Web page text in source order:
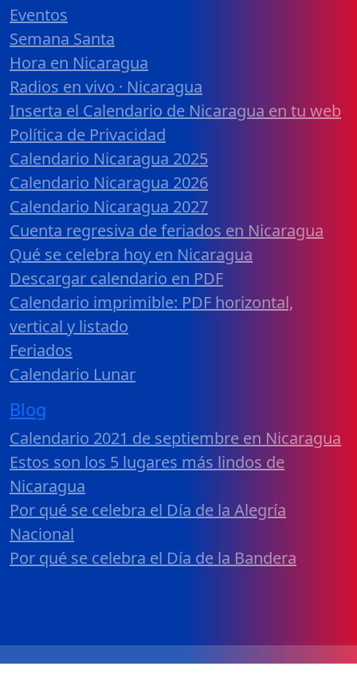
Eventos
Semana Santa
Hora en Nicaragua
Radios en vivo · Nicaragua
Inserta el Calendario de Nicaragua en tu web
Política de Privacidad
Calendario Nicaragua 2025
Calendario Nicaragua 2026
Calendario Nicaragua 2027
Cuenta regresiva de feriados en Nicaragua
Qué se celebra hoy en Nicaragua
Descargar calendario en PDF
Calendario imprimible: PDF horizontal,
vertical y listado
Feriados
Calendario Lunar
Blog
Calendario 2021 de septiembre en Nicaragua
Estos son los 5 lugares más lindos de
Nicaragua
Por qué se celebra el Día de la Alegría
Nacional
Por qué se celebra el Día de la Bandera